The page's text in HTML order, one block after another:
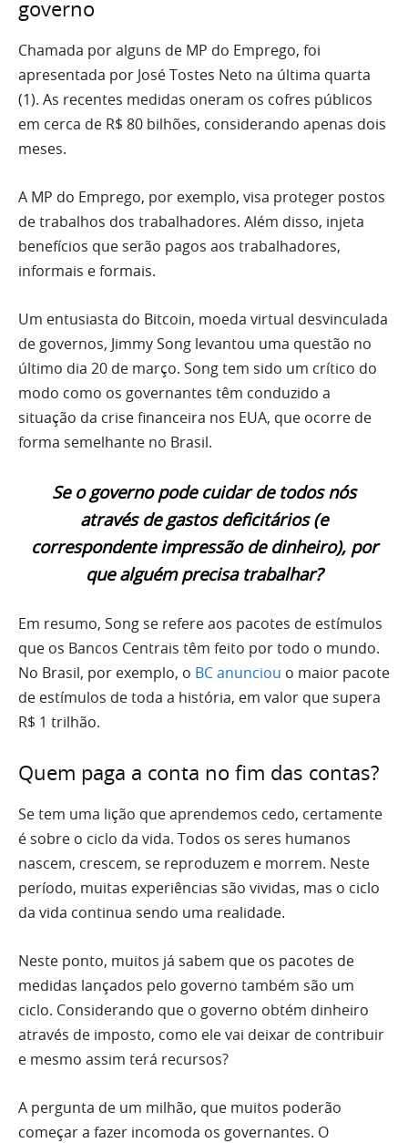
governo
Chamada por alguns de MP do Emprego, foi
apresentada por José Tostes Neto na última quarta
(1). As recentes medidas oneram os cofres públicos
em cerca de R$ 80 bilhões, considerando apenas dois
meses.
A MP do Emprego, por exemplo, visa proteger postos
de trabalhos dos trabalhadores. Além disso, injeta
benefícios que serão pagos aos trabalhadores,
informais e formais.
Um entusiasta do Bitcoin, moeda virtual desvinculada
de governos, Jimmy Song levantou uma questão no
último dia 20 de março. Song tem sido um crítico do
modo como os governantes têm conduzido a
situação da crise financeira nos EUA, que ocorre de
forma semelhante no Brasil.
Se o governo pode cuidar de todos nós
através de gastos deficitários (e
correspondente impressão de dinheiro), por
que alguém precisa trabalhar?
Em resumo, Song se refere aos pacotes de estímulos
que os Bancos Centrais têm feito por todo o mundo.
No Brasil, por exemplo, o BC anunciou o maior pacote
de estímulos de toda a história, em valor que supera
R$ 1 trilhão.
Quem paga a conta no fim das contas?
Se tem uma lição que aprendemos cedo, certamente
é sobre o ciclo da vida. Todos os seres humanos
nascem, crescem, se reproduzem e morrem. Neste
período, muitas experiências são vividas, mas o ciclo
da vida continua sendo uma realidade.
Neste ponto, muitos já sabem que os pacotes de
medidas lançados pelo governo também são um
ciclo. Considerando que o governo obtém dinheiro
através de imposto, como ele vai deixar de contribuir
e mesmo assim terá recursos?
A pergunta de um milhão, que muitos poderão
começar a fazer incomoda os governantes. O